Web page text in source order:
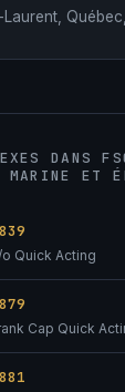
Laurent,
DANS
ET
Quick Acting
Cap Quick